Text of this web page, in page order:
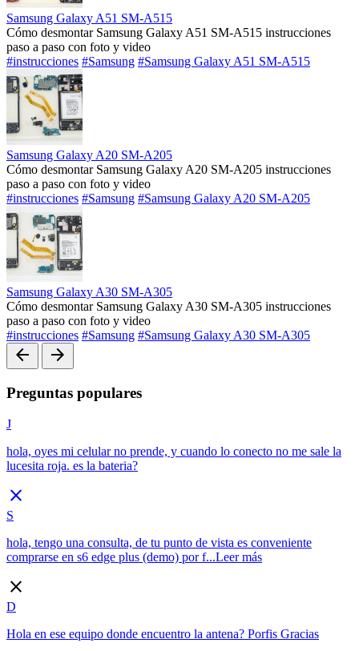
Samsung Galaxy A51 SM-A515
Cómo desmontar Samsung Galaxy A51 SM-A515 instrucciones
paso a paso con foto y video
#instrucciones #Samsung #Samsung Galaxy A51 SM-A515
Samsung Galaxy A20 SM-A205
Cómo desmontar Samsung Galaxy A20 SM-A205 instrucciones
paso a paso con foto y video
#instrucciones #Samsung #Samsung Galaxy A20 SM-A205
Samsung Galaxy A30 SM-A305
Cómo desmontar Samsung Galaxy A30 SM-A305 instrucciones
paso a paso con foto y video
#instrucciones #Samsung #Samsung Galaxy A30 SM-A305
arrow_back arrow_forward
Preguntas populares
J
hola, oyes mi celular no prende, y cuando lo conecto no me sale la
lucesita roja. es la bateria?
close
S
hola, tengo una consulta, de tu punto de vista es conveniente
comprarse en s6 edge plus (demo) por f...Leer más
close
D
Hola en ese equipo donde encuentro la antena? Porfis Gracias